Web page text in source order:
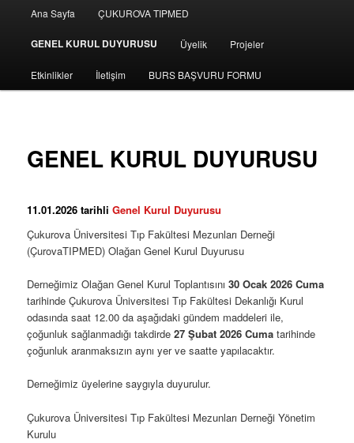
Ana Sayfa ÇUKUROVA TIPMED
GENEL KURUL DUYURUSU Üyelik Projeler
Etkinlikler İletişim BURS BAŞVURU FORMU
GENEL KURUL DUYURUSU
11.01.2026 tarihliGenel Kurul Duyurusu
Çukurova Üniversitesi Tıp Fakültesi Mezunları Derneği
(ÇurovaTIPMED) Olağan Genel Kurul Duyurusu
Derneğimiz Olağan Genel Kurul Toplantısını30 Ocak 2026 Cuma
tarihinde Çukurova Üniversitesi Tıp Fakültesi Dekanlığı Kurul
odasında saat 12.00 da aşağıdaki gündem maddeleri ile,
çoğunluk sağlanmadığı takdirde27 Şubat 2026 Cumatarihinde
çoğunluk aranmaksızın aynı yer ve saatte yapılacaktır.
Derneğimiz üyelerine saygıyla duyurulur.
Çukurova Üniversitesi Tıp Fakültesi Mezunları Derneği Yönetim
Kurulu